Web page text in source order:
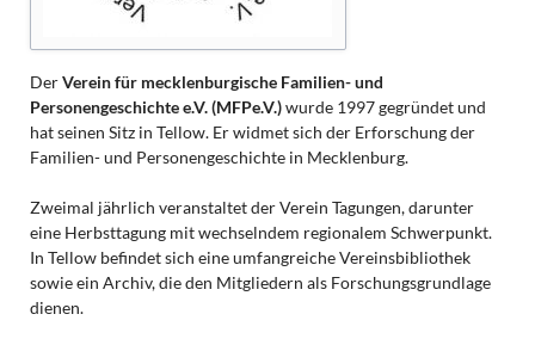
DerVerein für mecklenburgische Familien- und
Personengeschichte e.V. (MFPe.V.)wurde 1997 gegründet und
hat seinen Sitz in Tellow. Er widmet sich der Erforschung der
Familien- und Personengeschichte in Mecklenburg.
Zweimal jährlich veranstaltet der Verein Tagungen, darunter
eine Herbsttagung mit wechselndem regionalem Schwerpunkt.
In Tellow befindet sich eine umfangreiche Vereinsbibliothek
sowie ein Archiv, die den Mitgliedern als Forschungsgrundlage
dienen.